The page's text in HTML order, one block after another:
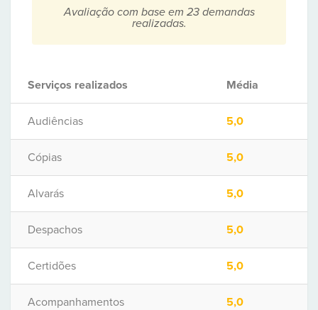
Avaliação com base em 23 demandas
realizadas.
Serviços realizados Média
Audiências 5,0
Cópias 5,0
Alvarás 5,0
Despachos 5,0
Certidões 5,0
Acompanhamentos 5,0